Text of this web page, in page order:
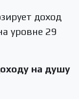
доход
уровне 29
на душу